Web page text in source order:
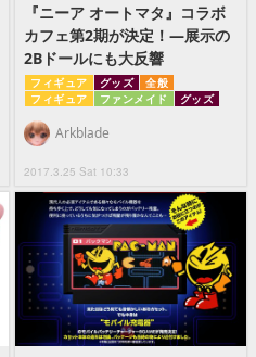
『ニーア オートマタ』コラボ
カフェ第2期が決定！―展示の
2Bドールにも大反響
フィギュア グッズ
全般
フィギュア
ファンメイド グッズ
2017.3.25 Sat 10:33
Arkblade